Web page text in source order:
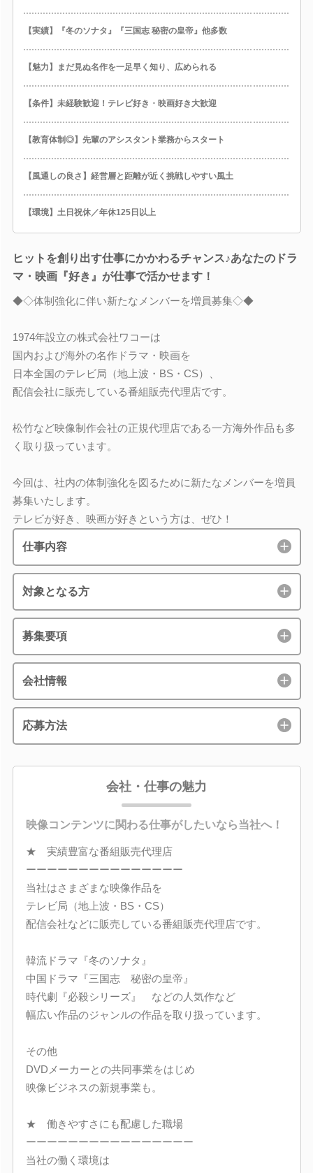
【実績】『冬のソナタ』『三国志 秘密の皇帝』他多数
【魅力】まだ見ぬ名作を一足早く知り、広められる
【条件】未経験歓迎！テレビ好き・映画好き大歓迎
【教育体制◎】先輩のアシスタント業務からスタート
【風通しの良さ】経営層と距離が近く挑戦しやすい風土
【環境】土日祝休／年休125日以上
ヒットを創り出す仕事にかかわるチャンス♪あなたのドラ
マ・映画『好き』が仕事で活かせます！
◆◇体制強化に伴い新たなメンバーを増員募集◇◆
1974年設立の株式会社ワコーは
国内および海外の名作ドラマ・映画を
日本全国のテレビ局（地上波・BS・CS）、
配信会社に販売している番組販売代理店です。
松竹など映像制作会社の正規代理店である一方海外作品も多
く取り扱っています。
今回は、社内の体制強化を図るために新たなメンバーを増員
募集いたします。
テレビが好き、映画が好きという方は、ぜひ！
仕事内容
対象となる方
募集要項
会社情報
応募方法
会社・仕事の魅力
映像コンテンツに関わる仕事がしたいなら当社へ！
★ 実績豊富な番組販売代理店
ーーーーーーーーーーーーーーー
当社はさまざまな映像作品を
テレビ局（地上波・BS・CS）
配信会社などに販売している番組販売代理店です。
韓流ドラマ『冬のソナタ』
中国ドラマ『三国志 秘密の皇帝』
時代劇『必殺シリーズ』 などの人気作など
幅広い作品のジャンルの作品を取り扱っています。
その他
DVDメーカーとの共同事業をはじめ
映像ビジネスの新規事業も。
★ 働きやすさにも配慮した職場
ーーーーーーーーーーーーーーーー
当社の働く環境は